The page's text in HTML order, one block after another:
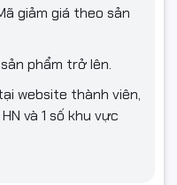
giảm giá theo sản
phẩm trở lên.
website thành viên,
và 1 số khu vực
hàng để được hỗ trợ.
gói nguyên vẹn như lúc
hỏng.
nguyên trạng và có giá